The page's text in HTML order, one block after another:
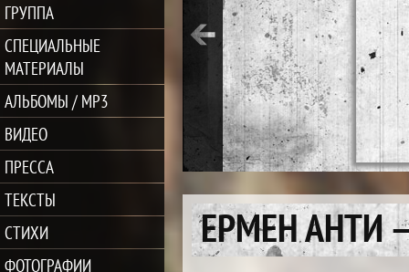
ГРУППА
СПЕЦИАЛЬНЫЕ
МАТЕРИАЛЫ
АЛЬБОМЫ / MP3
ВИДЕО
ПРЕССА
ТЕКСТЫ
СТИХИ
ФОТОГРАФИИ
ЕРМЕН АНТИ —